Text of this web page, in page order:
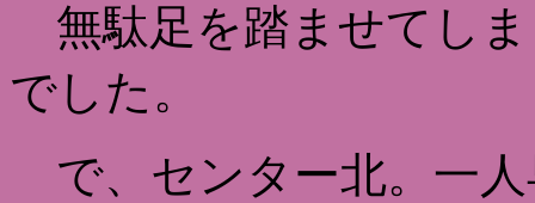
無駄足を踏ませてし
でした。
で、センター北。一人